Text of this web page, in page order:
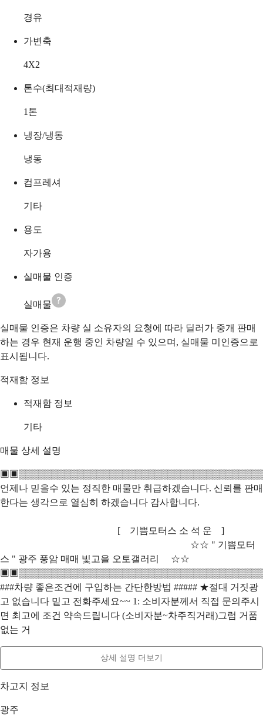
경유
가변축
4X2
톤수(최대적재량)
1 톤
냉장/냉동
냉동
컴프레셔
기타
용도
자가용
실매물 인증
실매물
실매물 인증은 차량 실 소유자의 요청에 따라 딜러가 중개 판매
하는 경우 현재 운행 중인 차량일 수 있으며, 실매물 미인증으로
표시됩니다.
적재함 정보
적재함 정보
기타
매물 상세 설명
언제나 믿을수 있는 정직한 매물만 취급하겠습니다. 신뢰를 판매
한다는 생각으로 열심히 하겠습니다 감사합니다.
[ 기쁨모터스 소 석 운 ]
☆☆ " 기쁨모터
스 " 광주 풍암 매매 빛고을 오토갤러리 ☆☆
###차량 좋은조건에 구입하는 간단한방법 ##### ★절대 거짓광
고 없습니다 밑고 전화주세요~~ 1: 소비자분께서 직접 문의주시
면 최고에 조건 약속드립니다 (소비자분~차주직거래)그럼 거품
없는 거
상세 설명 더보기
차고지 정보
광주